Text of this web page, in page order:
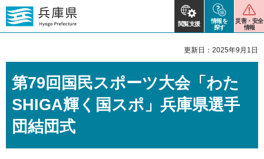
閲覧支援
情報を
探す
災害・安全
情報
更新日：2025年9月1日
第79回国民スポーツ大会「わた
SHIGA輝く国スポ」兵庫県選手
団結団式